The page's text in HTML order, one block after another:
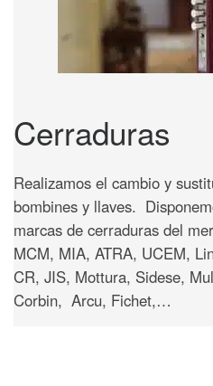
Cerraduras
Realizamos el cambio y
bombines y llaves.
marcas de cerraduras del
MCM, MIA, ATRA, UCEM,
CR, JIS, Mottura, Sidese,
Corbin, Arcu, Fichet,…